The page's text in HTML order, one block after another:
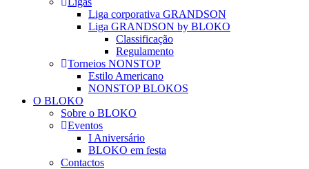
Liga corporativa GRANDSON
Liga GRANDSON by BLOKO
Classificação
Regulamento
Torneios NONSTOP
Estilo Americano
NONSTOP BLOKOS
O BLOKO
Sobre o BLOKO
Eventos
I Aniversário
BLOKO em festa
Contactos